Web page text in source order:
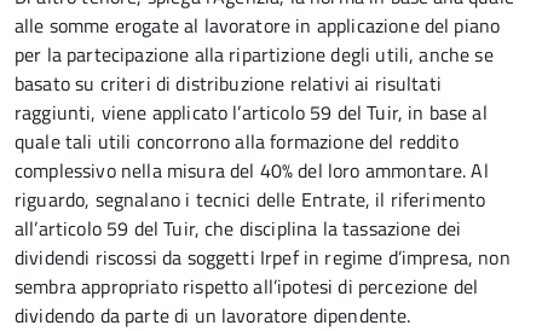
alle somme erogate al lavoratore in applicazione del piano
per la partecipazione alla ripartizione degli utili, anche se
basato su criteri di distribuzione relativi ai risultati
raggiunti, viene applicato l’articolo 59 del Tuir, in base al
quale tali utili concorrono alla formazione del reddito
complessivo nella misura del 40% del loro ammontare. Al
riguardo, segnalano i tecnici delle Entrate, il riferimento
all’articolo 59 del Tuir, che disciplina la tassazione dei
dividendi riscossi da soggetti Irpef in regime d’impresa, non
sembra appropriato rispetto all’ipotesi di percezione del
dividendo da parte di un lavoratore dipendente.